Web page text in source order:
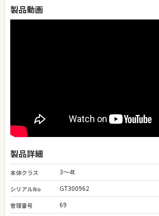
製品動画
製品詳細
本体クラス 3～4t
シリアルNo GT300962
管理番号 69